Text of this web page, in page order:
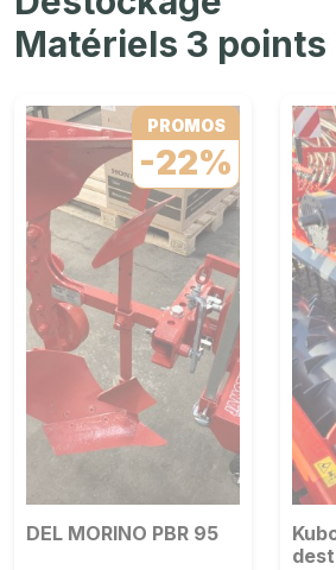
Matériels 3 points
PROMOS
-22%
DEL MORINO PBR 95